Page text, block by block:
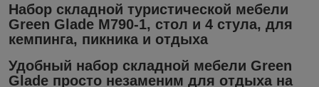
Набор складной туристической мебели
Green Glade M790-1, стол и 4 стула, для
кемпинга, пикника и отдыха
Удобный набор складной мебели Green
Glade просто незаменим для отдыха на